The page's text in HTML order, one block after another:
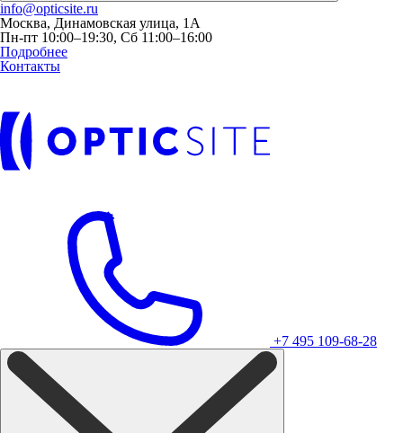
info@opticsite.ru
Москва, Динамовская улица, 1А
Пн-пт 10:00–19:30, Сб 11:00–16:00
Подробнее
Контакты
+7 495 109-68-28